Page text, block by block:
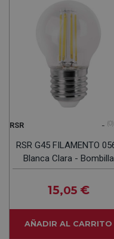
RSR - (0)
RSR G45 FILAMENTO
Blanca Clara - Bombilla
E27 4W 490LM 4000K
15,05 €
AÑADIR AL CARRITO